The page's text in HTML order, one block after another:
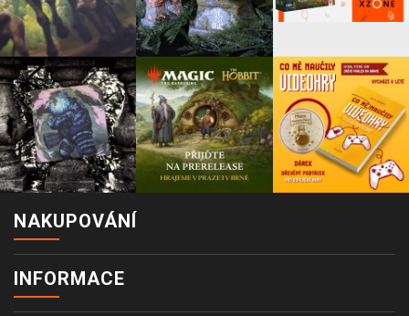
NAKUPOVÁNÍ
INFORMACE